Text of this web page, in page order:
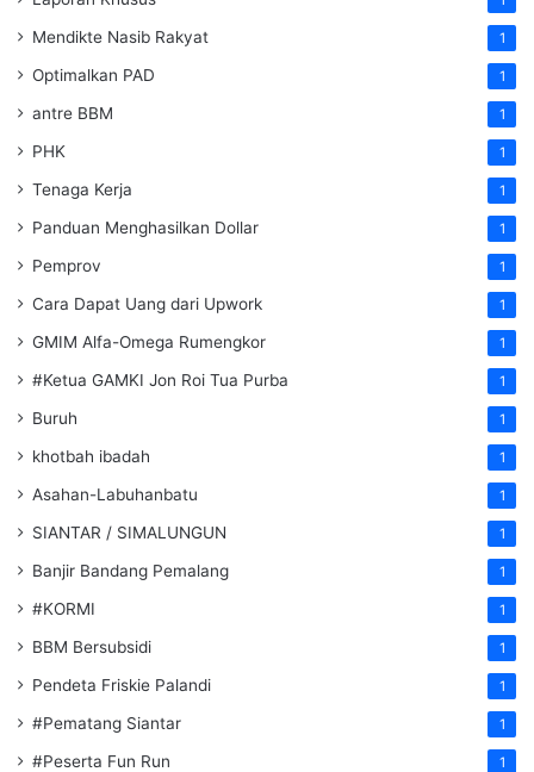
Mendikte Nasib Rakyat 1
Optimalkan PAD 1
antre BBM 1
PHK 1
Tenaga Kerja 1
Panduan Menghasilkan Dollar 1
Pemprov 1
Cara Dapat Uang dari Upwork 1
GMIM Alfa-Omega Rumengkor 1
#Ketua GAMKI Jon Roi Tua Purba 1
Buruh 1
khotbah ibadah 1
Asahan-Labuhanbatu 1
SIANTAR / SIMALUNGUN 1
Banjir Bandang Pemalang 1
#KORMI 1
BBM Bersubsidi 1
Pendeta Friskie Palandi 1
#Pematang Siantar 1
#Peserta Fun Run 1